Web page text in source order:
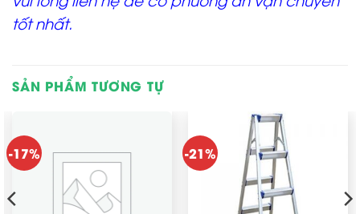
tốt nhất.
SẢN PHẨM TƯƠNG TỰ
-17% -21%